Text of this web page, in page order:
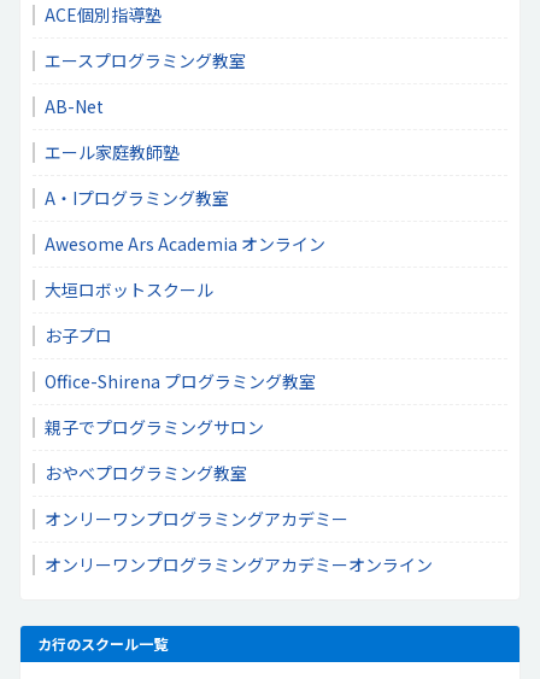
ACE個別指導塾
エースプログラミング教室
AB-Net
エール家庭教師塾
A・Iプログラミング教室
Awesome Ars Academia オンライン
大垣ロボットスクール
お子プロ
Office-Shirena プログラミング教室
親子でプログラミングサロン
おやべプログラミング教室
オンリーワンプログラミングアカデミー
オンリーワンプログラミングアカデミーオンライン
カ行のスクール一覧